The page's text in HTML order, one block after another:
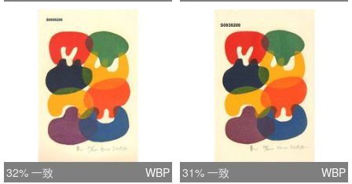
32% 一致 WBP 31% 一致 WBP